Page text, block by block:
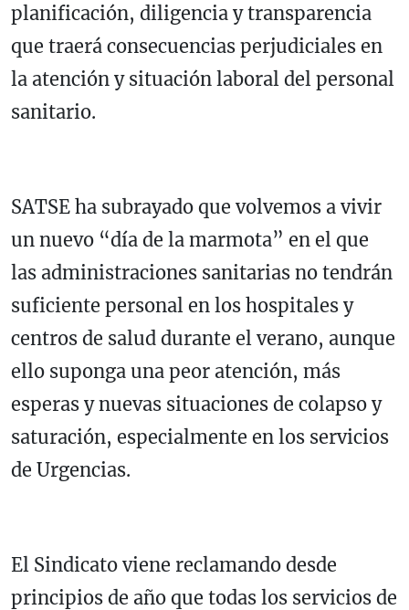
planificación, diligencia y transparencia
que traerá consecuencias perjudiciales en
la atención y situación laboral del personal
sanitario.
SATSE ha subrayado que volvemos a vivir
un nuevo “día de la marmota” en el que
las administraciones sanitarias no tendrán
suficiente personal en los hospitales y
centros de salud durante el verano, aunque
ello suponga una peor atención, más
esperas y nuevas situaciones de colapso y
saturación, especialmente en los servicios
de Urgencias.
El Sindicato viene reclamando desde
principios de año que todas los servicios de